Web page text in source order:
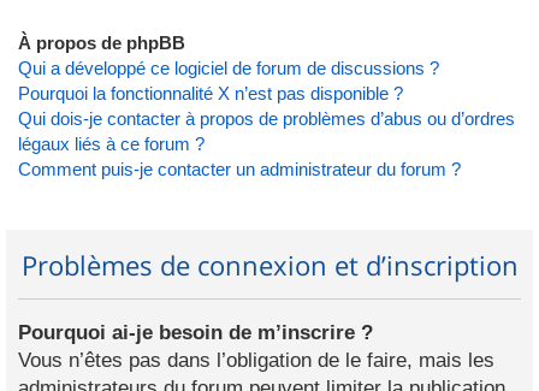
À propos de phpBB
Qui a développé ce logiciel de forum de discussions ?
Pourquoi la fonctionnalité X n’est pas disponible ?
Qui dois-je contacter à propos de problèmes d’abus ou d’ordres
légaux liés à ce forum ?
Comment puis-je contacter un administrateur du forum ?
Problèmes de connexion et d’inscription
Pourquoi ai-je besoin de m’inscrire ?
Vous n’êtes pas dans l’obligation de le faire, mais les